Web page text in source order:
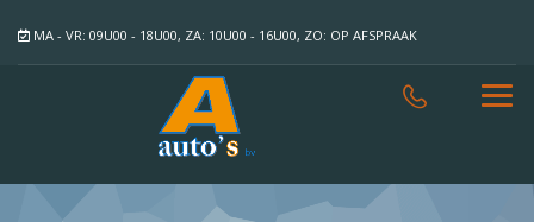
MA - VR: 09U00 - 18U00, ZA: 10U00 - 16U00, ZO: OP AFSPRAAK